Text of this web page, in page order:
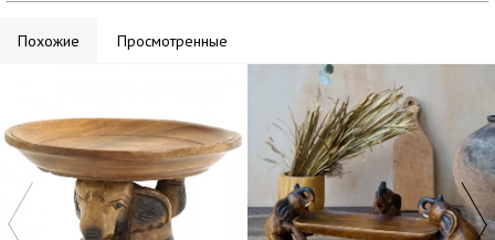
Похожие Просмотренные